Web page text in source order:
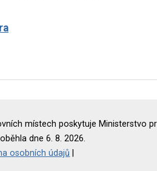
místech poskytuje Ministerstvo
dne 6. 8. 2026.
osobních údajů